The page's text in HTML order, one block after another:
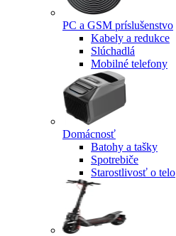
PC a GSM príslušenstvo
Kabely a redukce
Slúchadlá
Mobilné telefony
Domácnosť
Batohy a tašky
Spotrebiče
Starostlivosť o telo